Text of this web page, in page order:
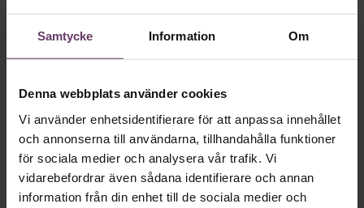
Samtycke Information Om
Denna webbplats använder cookies
Vi använder enhetsidentifierare för att anpassa innehållet
och annonserna till användarna, tillhandahålla funktioner
för sociala medier och analysera vår trafik. Vi
vidarebefordrar även sådana identifierare och annan
information från din enhet till de sociala medier och
Många chefer har utvecklat strategier för att undvika
obekväma känslor på jobbet. Beteendevetaren berättar hur
du kan övervinna din känslofobi.